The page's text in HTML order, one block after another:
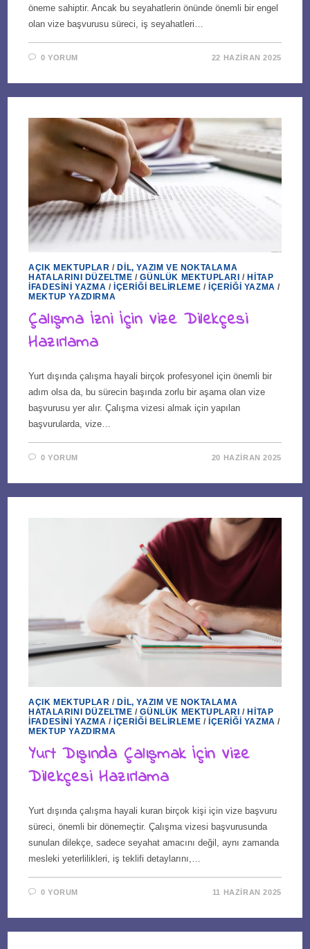
öneme sahiptir. Ancak bu seyahatlerin önünde önemli bir engel
olan vize başvurusu süreci, iş seyahatleri…
0 YORUM 22 HAZIRAN 2025
AÇIK MEKTUPLAR /DIL, YAZIM VE NOKTALAMA
HATALARINI DÜZELTME /GÜNLÜK MEKTUPLARI /HITAP
İFADESINI YAZMA /İÇERIĞI BELIRLEME /İÇERIĞI YAZMA /
MEKTUP YAZDIRMA
Çalışma İzni İçin Vize Dilekçesi
Hazırlama
Yurt dışında çalışma hayali birçok profesyonel için önemli bir
adım olsa da, bu sürecin başında zorlu bir aşama olan vize
başvurusu yer alır. Çalışma vizesi almak için yapılan
başvurularda, vize…
0 YORUM 20 HAZIRAN 2025
AÇIK MEKTUPLAR /DIL, YAZIM VE NOKTALAMA
HATALARINI DÜZELTME /GÜNLÜK MEKTUPLARI /HITAP
İFADESINI YAZMA /İÇERIĞI BELIRLEME /İÇERIĞI YAZMA /
MEKTUP YAZDIRMA
Yurt Dışında Çalışmak İçin Vize
Dilekçesi Hazırlama
Yurt dışında çalışma hayali kuran birçok kişi için vize başvuru
süreci, önemli bir dönemeçtir. Çalışma vizesi başvurusunda
sunulan dilekçe, sadece seyahat amacını değil, aynı zamanda
mesleki yeterlilikleri, iş teklifi detaylarını,…
0 YORUM 11 HAZIRAN 2025